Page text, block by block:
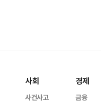
사회
사건사고
경제
금융